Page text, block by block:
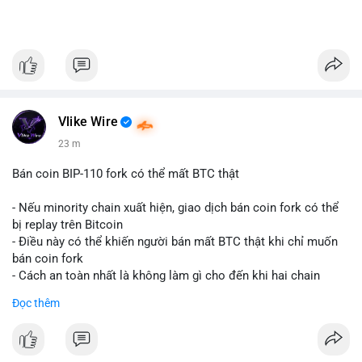
Vlike Wire
23 m
Bán coin BIP-110 fork có thể mất BTC thật
- Nếu minority chain xuất hiện, giao dịch bán coin fork có thể
bị replay trên Bitcoin
- Điều này có thể khiến người bán mất BTC thật khi chỉ muốn
bán coin fork
- Cách an toàn nhất là không làm gì cho đến khi hai chain
-#binancesquare
$btc
Đọc thêm